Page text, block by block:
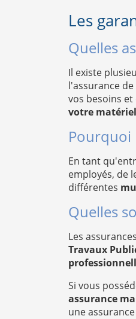
Les
Quelles
Il existe
l'assurance
vos besoins
votre
Pourquoi
En tant
employés, de
différentes
Quelles
Les
Travaux
Si vous
assurance
une